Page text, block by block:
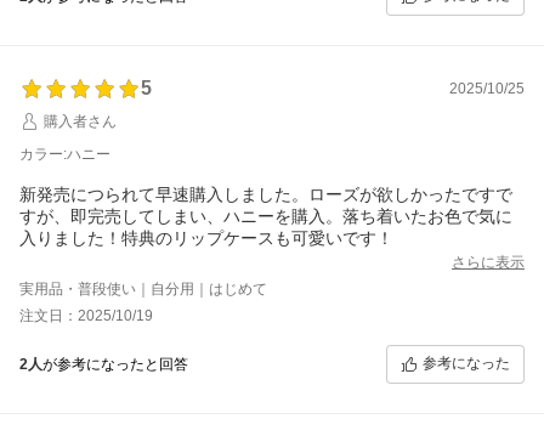
5
2025/10/25
購入者さん
カラー:ハニー
新発売につられて早速購入しました。ローズが欲しかったですで
すが、即完売してしまい、ハニーを購入。落ち着いたお色で気に
入りました！特典のリップケースも可愛いです！
さらに表示
実用品・普段使い｜自分用｜はじめて
注文日：2025/10/19
2人が参考になったと回答 参考になった